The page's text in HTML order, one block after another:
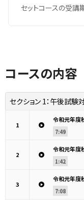
セットコースの受講
コースの内容
セクション 1： 午後試験
1
令和元年
7:49
2
令和元年
1:42
3
令和元年
7:08